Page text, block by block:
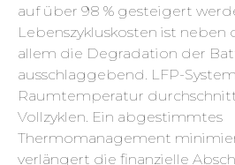
auf über 98 % gesteigert
Lebenszykluskosten ist neben
allem die Degradation der
ausschlaggebend. LFP-
Raumtemperatur
Vollzyklen. Ein abgestimmtes
Thermomanagement
verlängert die finanzielle